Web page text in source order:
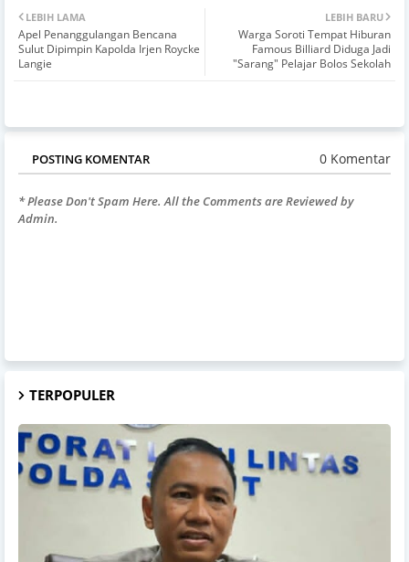
LEBIH BARU
Warga Soroti Tempat Hiburan
Famous Billiard Diduga Jadi
"Sarang" Pelajar Bolos Sekolah
LEBIH LAMA
Apel Penanggulangan Bencana
Sulut Dipimpin Kapolda Irjen Roycke
Langie
POSTING KOMENTAR 0 Komentar
* Please Don't Spam Here. All the Comments are Reviewed by
Admin.
TERPOPULER